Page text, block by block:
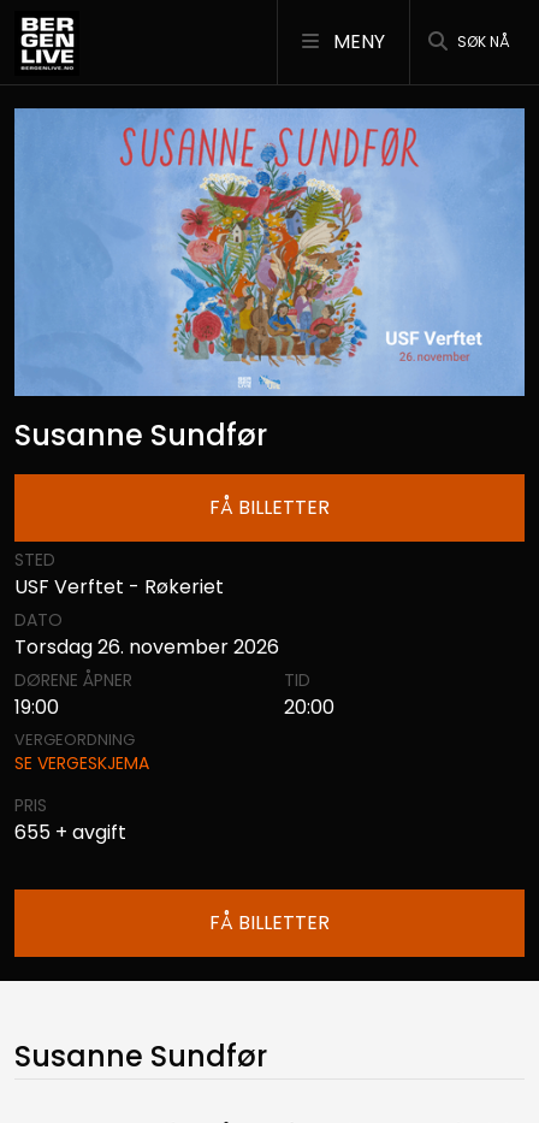
SØK NÅ
MENY
Susanne Sundfør
FÅ BILLETTER
STED
USF Verftet - Røkeriet
DATO
Torsdag 26. november 2026
DØRENE ÅPNER TID
19:00 20:00
VERGEORDNING
SE VERGESKJEMA
PRIS
655 + avgift
FÅ BILLETTER
Susanne Sundfør